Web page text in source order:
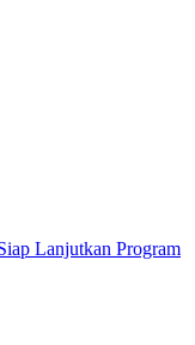
Lanjutkan Program